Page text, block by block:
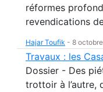
réformes
revendications
Hajar Toufik - 8
Travaux : les
Dossier - Des
trottoir à l’autre,